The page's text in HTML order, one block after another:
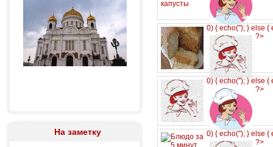
На заметку
0) { echo(''); } else {
?>
0) { echo(''); } else {
?>
0) { echo(''); } else {
?>